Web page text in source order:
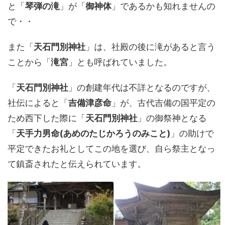
と「琴弾の滝 」が「御神体」であるかも知れませんの
で・・
また「天石門別神社 」は、社殿の後に滝があると言う
ことから「滝宮 」とも呼ばれていました。
「天石門別神社 」の創建年代は不詳となるのですが、
社伝によると「吉備津彦命 」が、古代吉備の国平定の
ため西下した際に「天石門別神社 」の御祭神となる
「天手力男命(あめのたじかろうのみこと) 」の助けで
平定できたお礼としてこの地を選び、自ら祭主となっ
て鎮斎されたと伝えられています。